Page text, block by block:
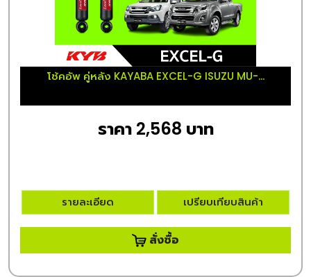
โช้คอัพ คู่หลัง KAYABA EXCEL-G ISUZU MU-...
ราคา 2,568 บาท
รายละเอียด เปรียบเทียบสินค้า
สั่งซื้อ